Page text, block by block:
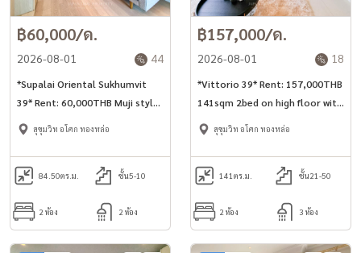
฿60,000/ด.
2026-08-01 44
*Supalai Oriental Sukhumvit
39* Rent: 60,000THB Muji style
84.5sq.m 2bed unit for rent in
Phrom Phong area.
สุขุมวิท อโศก ทองหล่อ
84.50ตร.ม. ชั้น5-10
2 ห้อง 2 ห้อง
฿157,000/ด.
2026-08-01 18
*Vittorio 39* Rent: 157,000THB
141sqm 2bed on high floor with
open view unit for rent in
Phrom Phong area.
สุขุมวิท อโศก ทองหล่อ
141 ตร.ม. ชั้น21-50
2 ห้อง 3 ห้อง